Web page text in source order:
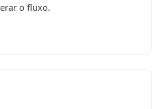
o fluxo.